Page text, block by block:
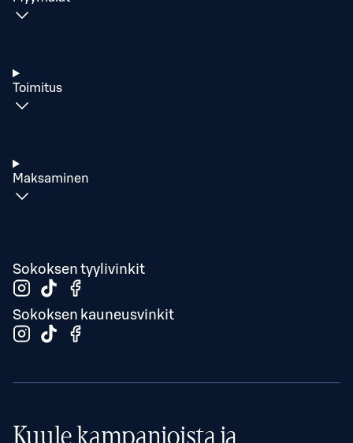
Toimitus
Maksaminen
Sokoksen tyylivinkit
Sokoksen kauneusvinkit